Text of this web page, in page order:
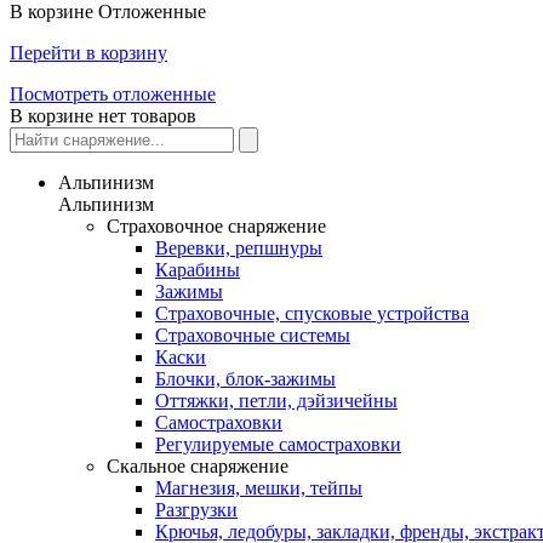
В корзине Отложенные
Перейти в корзину
Посмотреть отложенные
В корзине нет товаров
Альпинизм
Альпинизм
Страховочное снаряжение
Веревки, репшнуры
Карабины
Зажимы
Страховочные, спусковые устройства
Страховочные системы
Каски
Блочки, блок-зажимы
Оттяжки, петли, дэйзичейны
Самостраховки
Регулируемые самостраховки
Скальное снаряжение
Магнезия, мешки, тейпы
Разгрузки
Крючья, ледобуры, закладки, френды,